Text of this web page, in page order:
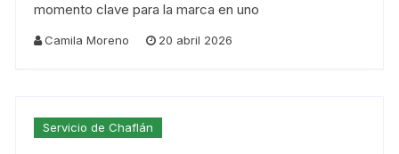
momento clave para la marca en uno
Camila Moreno 20 abril 2026
Servicio de Chaflán